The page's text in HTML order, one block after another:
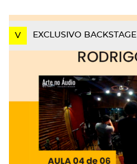
V EXCLUSIVO BACKSTAGE